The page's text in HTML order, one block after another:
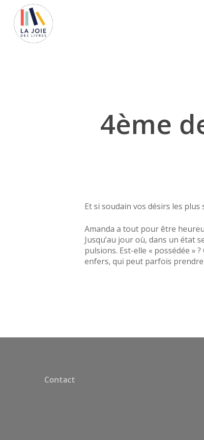
main
content
Lancez la recherche avec ENTREE, ou
4ème
Et si soudain vos désirs les plus
Amanda a tout pour être
Jusqu’au jour où, dans un état
pulsions. Est-elle « possédée »
enfers, qui peut parfois prendre
Contact